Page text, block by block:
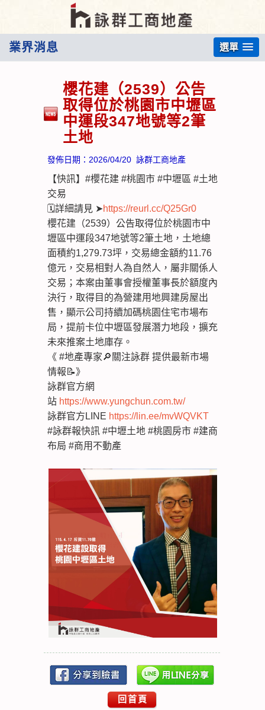
業界消息 選單
櫻花建（2539）公告
取得位於桃園市中壢區
中運段347地號等2筆
土地
發佈日期： 2026/04/20 詠群工商地產
【快訊】#櫻花建 #桃園市 #中壢區 #土地
交易
🗓️詳細請見 ➤https://reurl.cc/Q25Gr0
櫻花建（2539）公告取得位於桃園市中
壢區中運段347地號等2筆土地，土地總
面積約1,279.73坪，交易總金額約11.76
億元，交易相對人為自然人，屬非關係人
交易；本案由董事會授權董事長於額度內
決行，取得目的為營建用地興建房屋出
售，顯示公司持續加碼桃園住宅市場布
局，提前卡位中壢區發展潛力地段，擴充
未來推案土地庫存。
《 #地產專家🔎關注詠群 提供最新市場
情報📝》
詠群官方網
站 https://www.yungchun.com.tw/
詠群官方LINE https://lin.ee/mvWQVKT
#詠群報快訊 #中壢土地 #桃園房市 #建商
布局 #商用不動產
回首頁